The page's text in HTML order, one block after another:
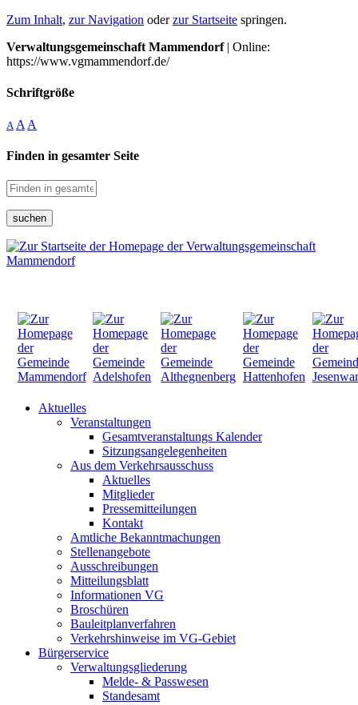
Zum Inhalt, zur Navigation oderzur Startseite springen.
Verwaltungsgemeinschaft Mammendorf| Online:
https://www.vgmammendorf.de/
Schriftgröße
A A A
Finden in gesamter Seite
suchen
Aktuelles
Veranstaltungen
Gesamtveranstaltungs Kalender
Sitzungsangelegenheiten
Aus dem Verkehrsausschuss
Aktuelles
Mitglieder
Pressemitteilungen
Kontakt
Amtliche Bekanntmachungen
Stellenangebote
Ausschreibungen
Mitteilungsblatt
Informationen VG
Broschüren
Bauleitplanverfahren
Verkehrshinweise im VG-Gebiet
Bürgerservice
Verwaltungsgliederung
Melde- & Passwesen
Standesamt